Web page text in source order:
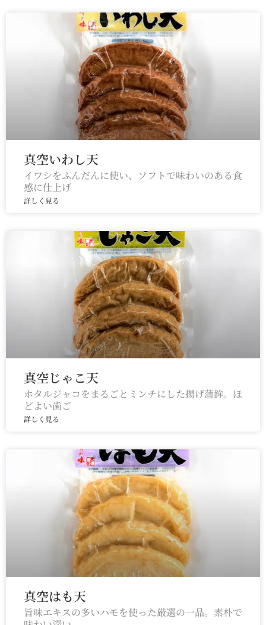
真空いわし天
イワシをふんだんに使い、ソフトで味わいのある食
感に仕上げ
詳しく見る
真空じゃこ天
ホタルジャコをまるごとミンチにした揚げ蒲鉾。ほ
どよい歯ご
詳しく見る
真空はも天
旨味エキスの多いハモを使った厳選の一品。素朴で